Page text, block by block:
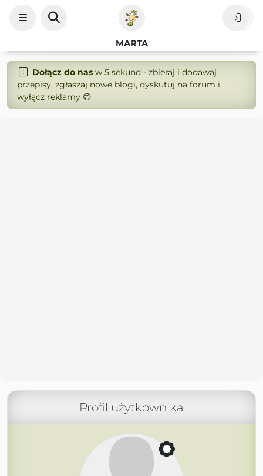
MARTA
Dołącz do nasw 5 sekund - zbieraj i dodawaj
przepisy, zgłaszaj nowe blogi, dyskutuj na forum i
wyłącz reklamy 😄
Profil użytkownika